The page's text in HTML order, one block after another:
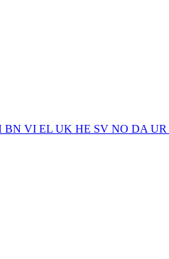
BN VI EL UK HE SV NO DA UR